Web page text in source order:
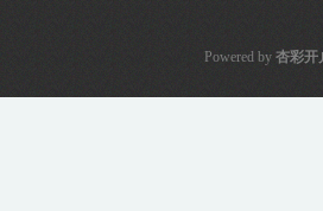
Powered by 杏彩开